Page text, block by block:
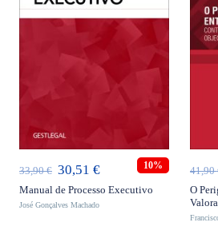
33,90€ O
preço
original
30,51 €O
preço
10%
Manual de Processo Executivo
José Gonçalves Machado
41,90
O